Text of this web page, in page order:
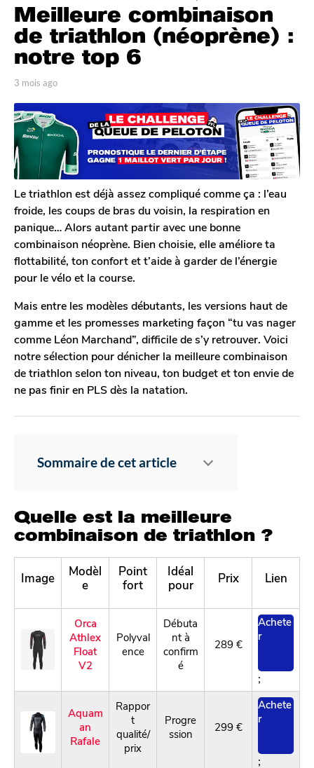
m
i
s
a
o
4
j
o
u
r
s
a
g
o
Meilleure combinaison
de triathlon (néoprène) :
notre top 6
p
r
P
a
u
l
D
u
r
e
l
3 mois ago
u
r
a
g
o
Le triathlon est déjà assez compliqué comme ça : l’eau
froide, les coups de bras du voisin, la respiration en
panique… Alors autant partir avec une bonne
combinaison néoprène. Bien choisie, elle améliore ta
flottabilité, ton confort et t’aide à garder de l’énergie
pour le vélo et la course.
Mais entre les modèles débutants, les versions haut de
gamme et les promesses marketing façon “tu vas nager
comme Léon Marchand”, difficile de s’y retrouver. Voici
notre sélection pour dénicher la meilleure combinaison
de triathlon selon ton niveau, ton budget et ton envie de
ne pas finir en PLS dès la natation.
Sommaire de cet article
Quelle est la meilleure
combinaison de triathlon ?
Image
Modèl
e
Point
fort
Idéal
pour
Prix Lien
Orca
Athlex
Float
V2
Polyval
ence
Débuta
nt à
confirm
é
289 €
Achete
r
;
Aquam
an
Rafale
Rappor
t
qualité/
prix
Progre
ssion
299 €
Achete
r
;